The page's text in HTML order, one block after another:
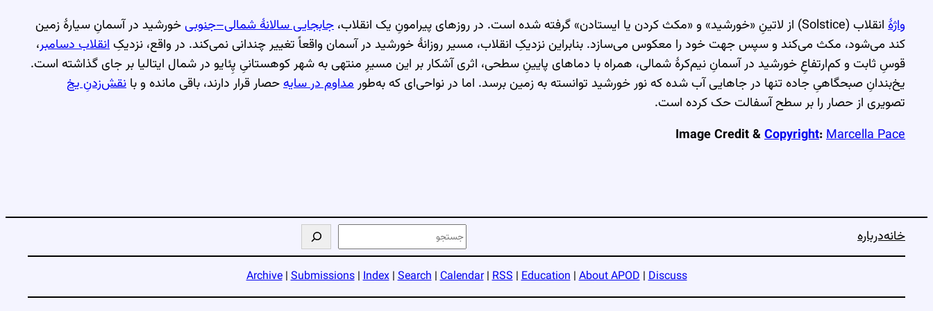
واژهٔ انقلاب (Solstice) از لاتینِ «خورشید» و «مکث کردن یا ایستادن» گرفته شده است. در روزهای پیرامونِ یک انقلاب، جابجایی سالانهٔ شمالی–جنوبیخورشید در آسمانِ سیارهٔ زمین
کند می‌شود، مکث می‌کند و سپس جهت خود را معکوس می‌سازد. بنابراین نزدیکِ انقلاب، مسیر روزانهٔ خورشید در آسمان واقعاً تغییر چندانی نمی‌کند. در واقع، نزدیکِ انقلاب دسامبر،
قوسِ ثابت و کم‌ارتفاعِ خورشید در آسمانِ نیم‌کرهٔ شمالی، همراه با دماهای پایینِ سطحی، اثری آشکار بر این مسیرِ منتهی به شهر کوهستانیِ پِئایو در شمال ایتالیا بر جای گذاشته است.
یخ‌بندانِ صبحگاهیِ جاده تنها در جاهایی آب شده که نور خورشید توانسته به زمین برسد. اما در نواحی‌ای که به‌طورمداوم در سایهحصار قرار دارند، باقی مانده و با نقش‌زدنِ یخ
تصویری از حصار را بر سطح آسفالت حک کرده است.
Image Credit &Copyright:Marcella Pace
خانهدرباره
ج
س
ت
ج
Archive|Submissions|Index|Search|Calendar|RSS|Education|About APOD|Discuss